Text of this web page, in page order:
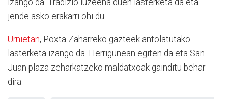
jende asko erakarri ohi du.
Urnietan, Poxta Zaharreko gazteek antolatutako
lasterketa izango da. Herrigunean egiten da eta San
Juan plaza zeharkatzeko maldatxoak gainditu behar
dira.